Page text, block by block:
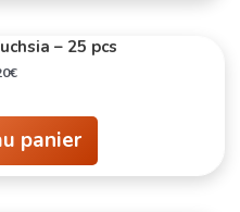
– 25 pcs
€
panier